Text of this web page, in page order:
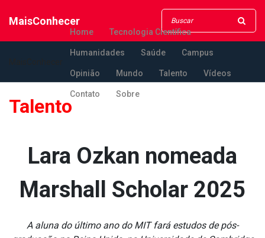
MaisConhecer
Home Tecnologia Científica
Humanidades Saúde Campus
Opinião Mundo Talento Vídeos
Contato Sobre
Talento
Lara Ozkan nomeada
Marshall Scholar 2025
A aluna do último ano do MIT fará estudos de pós-